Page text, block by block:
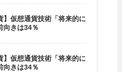
】仮想通貨技術「将来的に
向きは34％
】仮想通貨技術「将来的に
向きは34％